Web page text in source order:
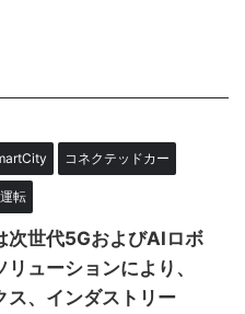
コネクテッドカー
転
次世代5GおよびAIロボ
ューションにより、
ス、インダストリー